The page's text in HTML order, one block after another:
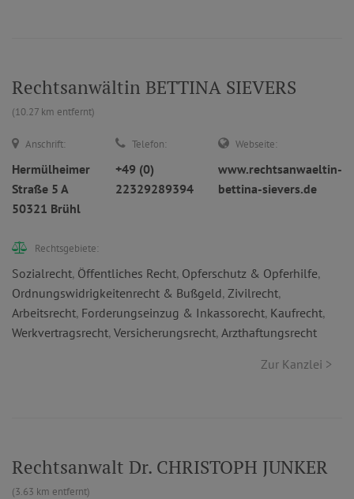
Rechtsanwältin BETTINA SIEVERS
(10.27 km entfernt)
Anschrift:
Hermülheimer
Straße 5 A
50321 Brühl
Telefon:
+49 (0)
22329289394
Webseite:
www.rechtsanwaeltin-
bettina-sievers.de
Rechtsgebiete:
Sozialrecht, Öffentliches Recht, Opferschutz & Opferhilfe,
Ordnungswidrigkeitenrecht & Bußgeld, Zivilrecht,
Arbeitsrecht, Forderungseinzug & Inkassorecht, Kaufrecht,
Werkvertragsrecht, Versicherungsrecht, Arzthaftungsrecht
Zur Kanzlei >
Rechtsanwalt Dr. CHRISTOPH JUNKER
(3.63 km entfernt)